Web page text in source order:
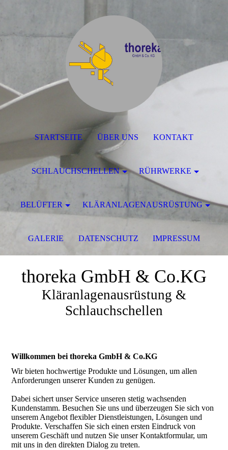
thoreka GmbH & Co.KG
Kläranlagenausrüstung &
Schlauchschellen
Willkommen bei thoreka GmbH & Co.KG
Wir bieten hochwertige Produkte und Lösungen, um allen
Anforderungen unserer Kunden zu genügen.
Dabei sichert unser Service unseren stetig wachsenden
Kundenstamm. Besuchen Sie uns und überzeugen Sie sich von
unserem Angebot flexibler Dienstleistungen, Lösungen und
Produkte. Verschaffen Sie sich einen ersten Eindruck von
unserem Geschäft und nutzen Sie unser Kontaktformular, um
mit uns in den direkten Dialog zu treten.
STARTSEITE ÜBER UNS KONTAKT
SCHLAUCHSCHELLEN RÜHRWERKE
BELÜFTER KLÄRANLAGENAUSRÜSTUNG
GALERIE DATENSCHUTZ IMPRESSUM